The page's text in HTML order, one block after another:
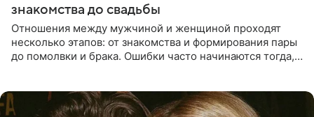
знакомства до свадьбы
Отношения между мужчиной и женщиной проходят
несколько этапов: от знакомства и формирования пары
до помолвки и брака. Ошибки часто начинаются тогда,